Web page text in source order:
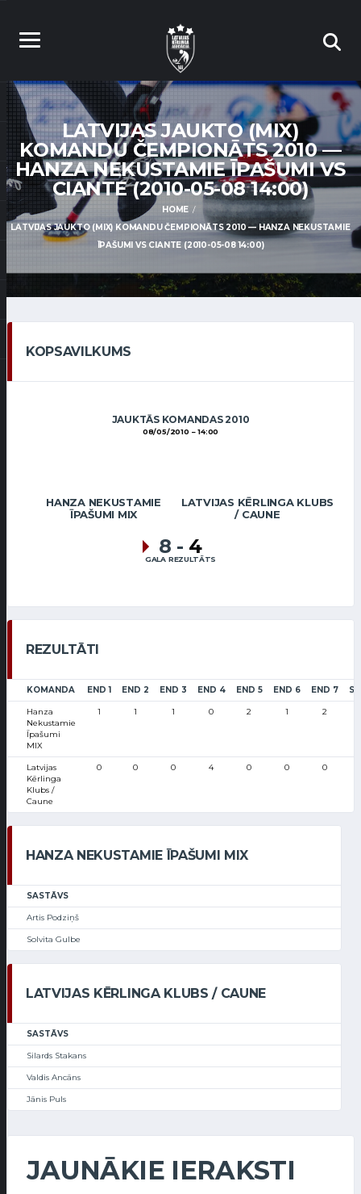
LATVIJAS JAUKTO (MIX)
KOMANDU ČEMPIONĀTS 2010 —
HANZA NEKUSTAMIE ĪPAŠUMI VS
CIANTE (2010-05-08 14:00)
HOME
LATVIJAS JAUKTO (MIX) KOMANDU ČEMPIONĀTS 2010 — HANZA NEKUSTAMIE
ĪPAŠUMI VS CIANTE (2010-05-08 14:00)
KOPSAVILKUMS
JAUKTĀS KOMANDAS 2010
08/05/2010 14:00
HANZA NEKUSTAMIE
ĪPAŠUMI MIX
LATVIJAS KĒRLINGA KLUBS
/ CAUNE
8 - 4
GALA REZULTĀTS
REZULTĀTI
KOMANDA END 1 END 2 END 3 END 4 END 5 END 6 END 7
Hanza
Nekustamie
Īpašumi
MIX
1 1 1 0 2 1 2
Latvijas
Kērlinga
Klubs /
Caune
0 0 0 4 0 0 0
HANZA NEKUSTAMIE ĪPAŠUMI MIX
SASTĀVS
Artis Podziņš
Solvita Gulbe
LATVIJAS KĒRLINGA KLUBS / CAUNE
SASTĀVS
Silards Stakans
Valdis Ancāns
Jānis Puls
JAUNĀKIE IERAKSTI